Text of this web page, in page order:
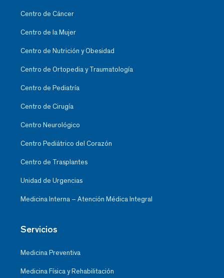
Centro de Cáncer
Centro de la Mujer
Centro de Nutrición y Obesidad
Centro de Ortopedia y Traumatología
Centro de Pediatría
Centro de Cirugía
Centro Neurológico
Centro Pediátrico del Corazón
Centro de Trasplantes
Unidad de Urgencias
Medicina Interna – Atención Médica Integral
Servicios
Medicina Preventiva
Medicina Física y Rehabilitación